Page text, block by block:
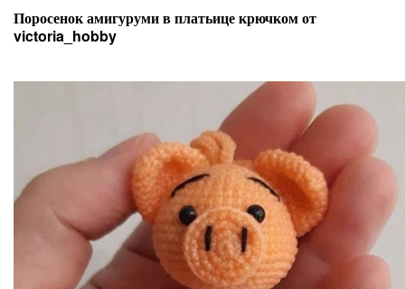
Поросенок амигуруми в платьице крючком от
victoria_hobby